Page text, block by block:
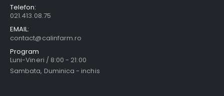
Telefon:
021.413.08.75
EMAIL:
contact@calinfarm.ro
Program
Luni-Vineri / 8:00 - 21:00
Sambata, Duminica - inchis